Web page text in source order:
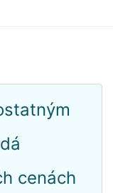
cenách